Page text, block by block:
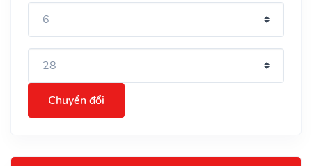
Chuyển đổi